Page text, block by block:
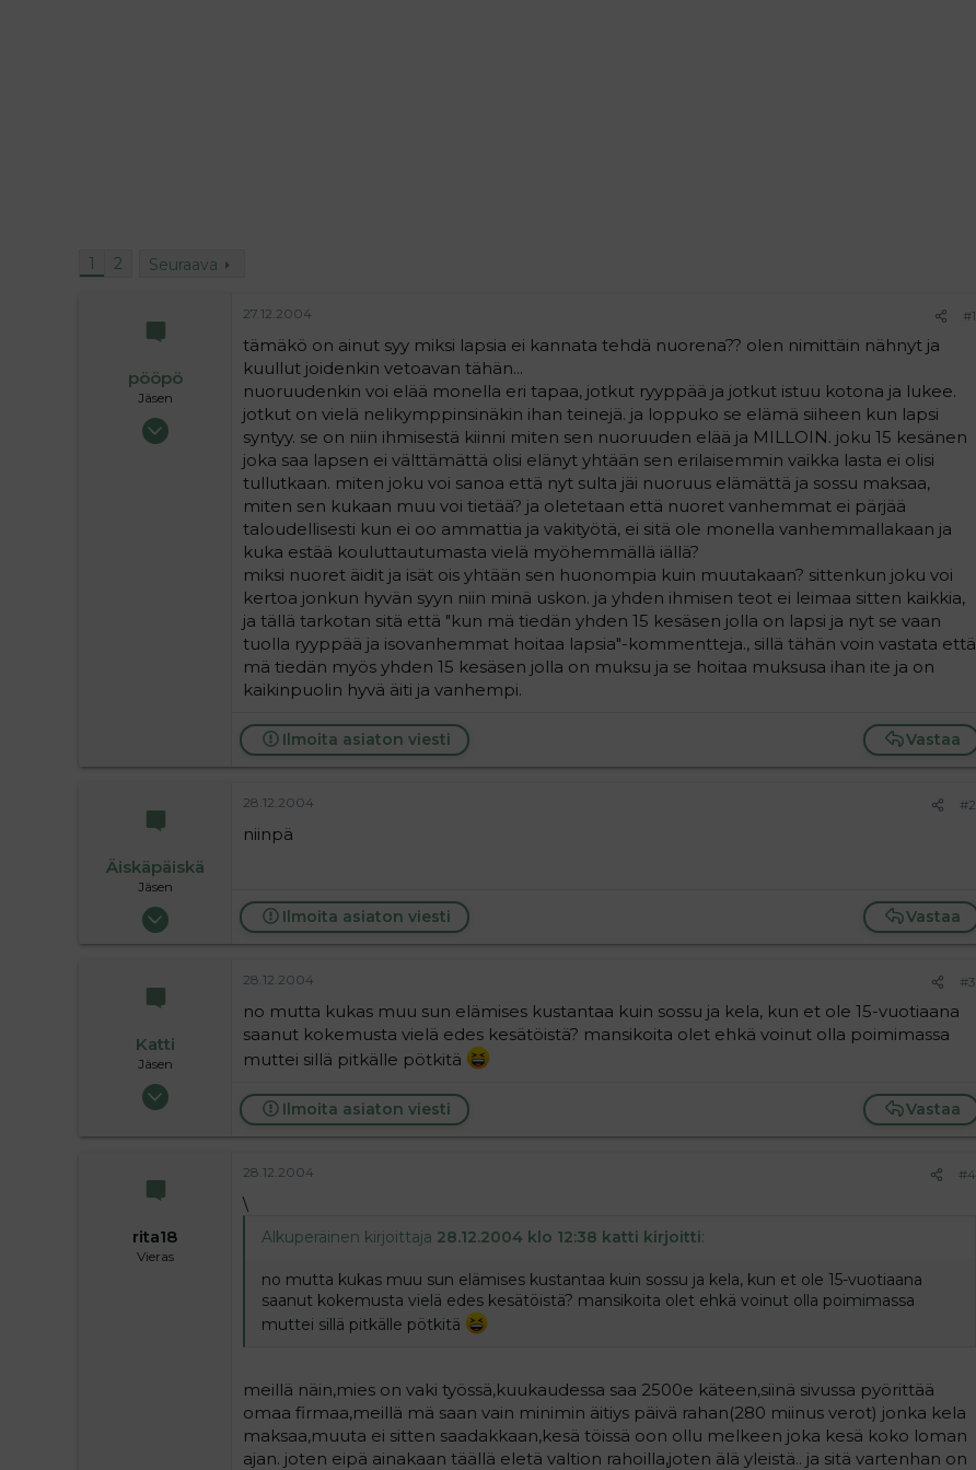
1 2 Seuraava
pööpö
Jäsen
14.07.2004
27.12.2004 #1
tämäkö on ainut syy miksi lapsia ei kannata tehdä nuorena?? olen nimittäin nähnyt ja
kuullut joidenkin vetoavan tähän...
nuoruudenkin voi elää monella eri tapaa, jotkut ryyppää ja jotkut istuu kotona ja lukee.
jotkut on vielä nelikymppinsinäkin ihan teinejä. ja loppuko se elämä siiheen kun lapsi
syntyy. se on niin ihmisestä kiinni miten sen nuoruuden elää ja MILLOIN. joku 15 kesänen
joka saa lapsen ei välttämättä olisi elänyt yhtään sen erilaisemmin vaikka lasta ei olisi
tullutkaan. miten joku voi sanoa että nyt sulta jäi nuoruus elämättä ja sossu maksaa,
miten sen kukaan muu voi tietää? ja oletetaan että nuoret vanhemmat ei pärjää
taloudellisesti kun ei oo ammattia ja vakityötä, ei sitä ole monella vanhemmallakaan ja
kuka estää kouluttautumasta vielä myöhemmällä iällä?
miksi nuoret äidit ja isät ois yhtään sen huonompia kuin muutakaan? sittenkun joku voi
kertoa jonkun hyvän syyn niin minä uskon. ja yhden ihmisen teot ei leimaa sitten kaikkia,
ja tällä tarkotan sitä että "kun mä tiedän yhden 15 kesäsen jolla on lapsi ja nyt se vaan
tuolla ryyppää ja isovanhemmat hoitaa lapsia"-kommentteja., sillä tähän voin vastata että
mä tiedän myös yhden 15 kesäsen jolla on muksu ja se hoitaa muksusa ihan ite ja on
kaikinpuolin hyvä äiti ja vanhempi.
Vastaa
Ilmoita asiaton viesti
Äiskäpäiskä
Jäsen
17.08.2004
28.12.2004 #2
niinpä
Vastaa
Ilmoita asiaton viesti
Katti
Jäsen
24.05.2004
0
28.12.2004 #3
no mutta kukas muu sun elämises kustantaa kuin sossu ja kela, kun et ole 15-vuotiaana
saanut kokemusta vielä edes kesätöistä? mansikoita olet ehkä voinut olla poimimassa
muttei sillä pitkälle pötkitä
Vastaa
Ilmoita asiaton viesti
rita18
Vieras
28.12.2004 #4
\
Alkuperäinen kirjoittaja 28.12.2004 klo 12:38 katti kirjoitti:
no mutta kukas muu sun elämises kustantaa kuin sossu ja kela, kun et ole 15-vuotiaana
saanut kokemusta vielä edes kesätöistä? mansikoita olet ehkä voinut olla poimimassa
muttei sillä pitkälle pötkitä
meillä näin,mies on vaki työssä,kuukaudessa saa 2500e käteen,siinä sivussa pyörittää
omaa firmaa,meillä mä saan vain minimin äitiys päivä rahan(280 miinus verot) jonka kela
maksaa,muuta ei sitten saadakkaan,kesä töissä oon ollu melkeen joka kesä koko loman
ajan. joten eipä ainakaan täällä eletä valtion rahoilla,joten älä yleistä.. ja sitä vartenhan on